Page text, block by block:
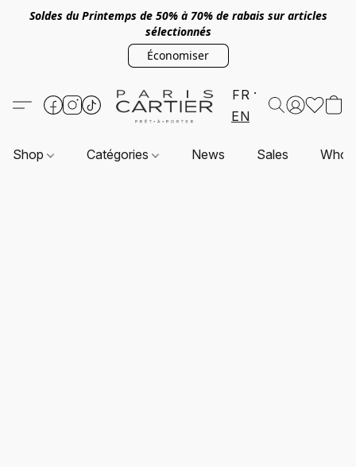
Soldes du Printemps de 50% à 70% de rabais sur articles
sélectionnés
Économiser
FR
EN
Shop Catégories News Sales Who